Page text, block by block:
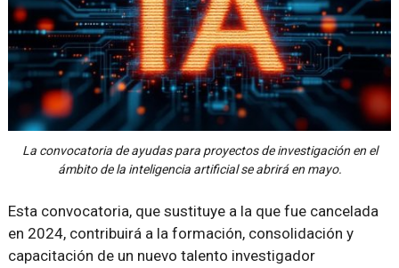
La convocatoria de ayudas para proyectos de investigación en el
ámbito de la inteligencia artificial se abrirá en mayo.
Esta convocatoria, que sustituye a la que fue cancelada
en 2024, contribuirá a la formación, consolidación y
capacitación de un nuevo talento investigador